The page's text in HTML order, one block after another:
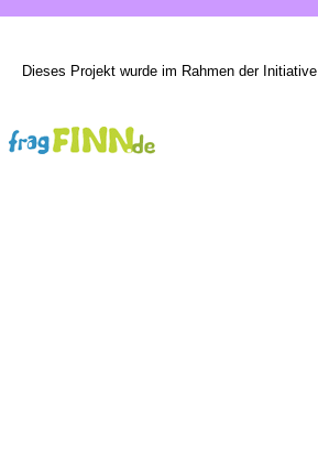
Dieses Projekt wurde im Rahmen der Initiative